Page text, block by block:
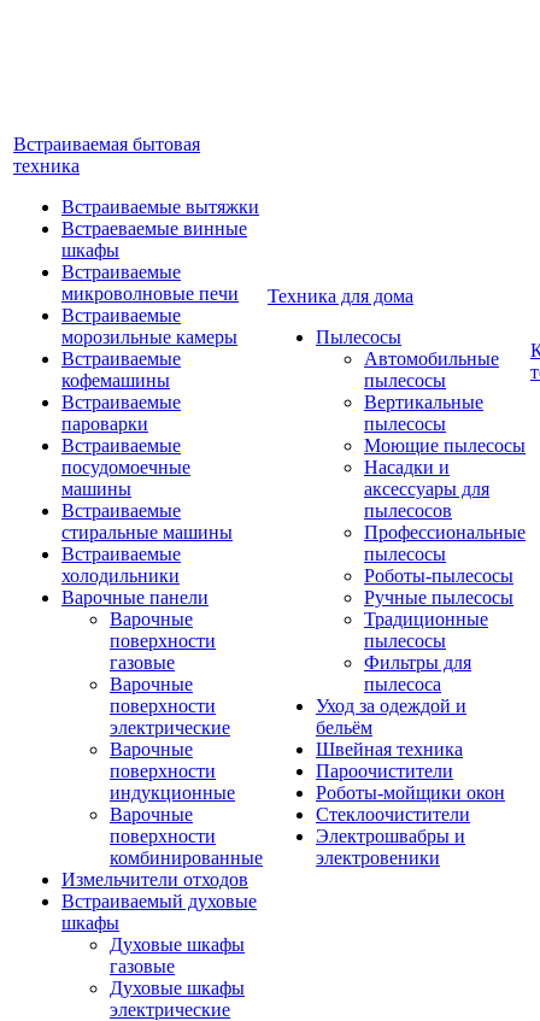
Встраиваемая бытовая
техника
Встраиваемые вытяжки
Встраеваемые винные
шкафы
Встраиваемые
микроволновые печи
Встраиваемые
морозильные камеры
Встраиваемые
кофемашины
Встраиваемые
пароварки
Встраиваемые
посудомоечные
машины
Встраиваемые
стиральные машины
Встраиваемые
холодильники
Варочные панели
Варочные
поверхности
газовые
Варочные
поверхности
электрические
Варочные
поверхности
индукционные
Варочные
поверхности
комбинированные
Измельчители отходов
Встраиваемый духовые
шкафы
Духовые шкафы
газовые
Духовые шкафы
электрические
Техника для дома
Пылесосы
Автомобильные
пылесосы
Вертикальные
пылесосы
Моющие пылесосы
Насадки и
аксессуары для
пылесосов
Профессиональные
пылесосы
Роботы-пылесосы
Ручные пылесосы
Традиционные
пылесосы
Фильтры для
пылесоса
Уход за одеждой и
бельём
Швейная техника
Пароочистители
Роботы-мойщики окон
Стеклоочистители
Электрошвабры и
электровеники